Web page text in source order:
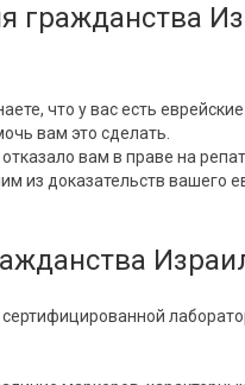
гражданства
что у вас есть
вам это сделать.
вам в праве на
из доказательств вашего